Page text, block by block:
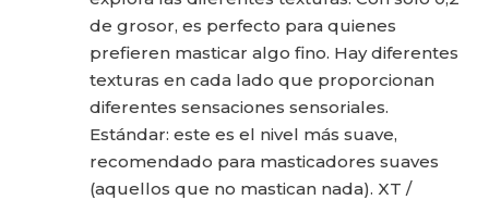
de grosor, es perfecto para quienes
prefieren masticar algo fino. Hay diferentes
texturas en cada lado que proporcionan
diferentes sensaciones sensoriales.
Estándar: este es el nivel más suave,
recomendado para masticadores suaves
(aquellos que no mastican nada). XT /